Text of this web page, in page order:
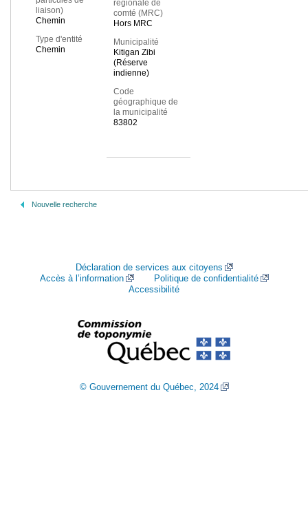
liaison)
Chemin
Type d'entité
Chemin
régionale de
comté (MRC)
Hors MRC
Municipalité
Kitigan Zibi
(Réserve
indienne)
Code
géographique de
la municipalité
83802
Nouvelle recherche
Déclaration de services aux citoyens
Accès à l’information
Politique de confidentialité
Accessibilité
© Gouvernement du Québec, 2024